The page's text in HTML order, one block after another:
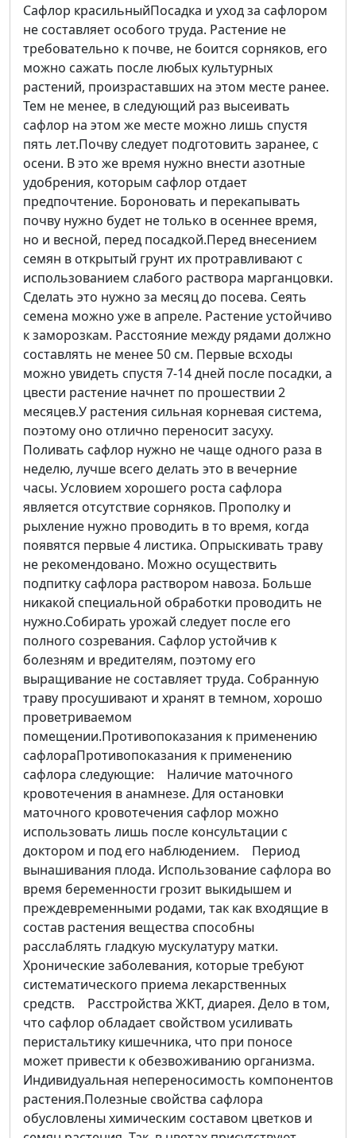
Сафлор красильныйПосадка и уход за сафлором
не составляет особого труда. Растение не
требовательно к почве, не боится сорняков, его
можно сажать после любых культурных
растений, произраставших на этом месте ранее.
Тем не менее, в следующий раз высеивать
сафлор на этом же месте можно лишь спустя
пять лет.Почву следует подготовить заранее, с
осени. В это же время нужно внести азотные
удобрения, которым сафлор отдает
предпочтение. Бороновать и перекапывать
почву нужно будет не только в осеннее время,
но и весной, перед посадкой.Перед внесением
семян в открытый грунт их протравливают с
использованием слабого раствора марганцовки.
Сделать это нужно за месяц до посева. Сеять
семена можно уже в апреле. Растение устойчиво
к заморозкам. Расстояние между рядами должно
составлять не менее 50 см. Первые всходы
можно увидеть спустя 7-14 дней после посадки, а
цвести растение начнет по прошествии 2
месяцев.У растения сильная корневая система,
поэтому оно отлично переносит засуху.
Поливать сафлор нужно не чаще одного раза в
неделю, лучше всего делать это в вечерние
часы. Условием хорошего роста сафлора
является отсутствие сорняков. Прополку и
рыхление нужно проводить в то время, когда
появятся первые 4 листика. Опрыскивать траву
не рекомендовано. Можно осуществить
подпитку сафлора раствором навоза. Больше
никакой специальной обработки проводить не
нужно.Собирать урожай следует после его
полного созревания. Сафлор устойчив к
болезням и вредителям, поэтому его
выращивание не составляет труда. Собранную
траву просушивают и хранят в темном, хорошо
проветриваемом
помещении.Противопоказания к применению
сафлораПротивопоказания к применению
сафлора следующие: Наличие маточного
кровотечения в анамнезе. Для остановки
маточного кровотечения сафлор можно
использовать лишь после консультации с
доктором и под его наблюдением. Период
вынашивания плода. Использование сафлора во
время беременности грозит выкидышем и
преждевременными родами, так как входящие в
состав растения вещества способны
расслаблять гладкую мускулатуру матки.
Хронические заболевания, которые требуют
систематического приема лекарственных
средств. Расстройства ЖКТ, диарея. Дело в том,
что сафлор обладает свойством усиливать
перистальтику кишечника, что при поносе
может привести к обезвоживанию организма.
Индивидуальная непереносимость компонентов
растения.Полезные свойства сафлора
обусловлены химическим составом цветков и